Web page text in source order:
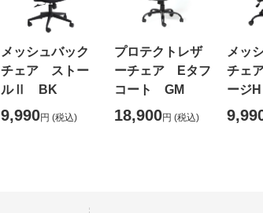
メッシュバック
チェア ストー
ルⅡ BK
9,990円 (税込)
プロテクトレザ
ーチェア Eタフ
コート GM
18,900円 (税込)
メッ
チェ
ージ